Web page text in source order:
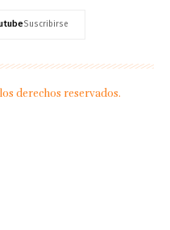
Suscribirse
derechos reservados.